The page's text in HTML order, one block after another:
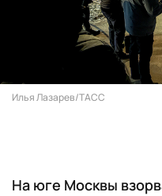
Илья Лазарев/ТАСС
На юге Москвы